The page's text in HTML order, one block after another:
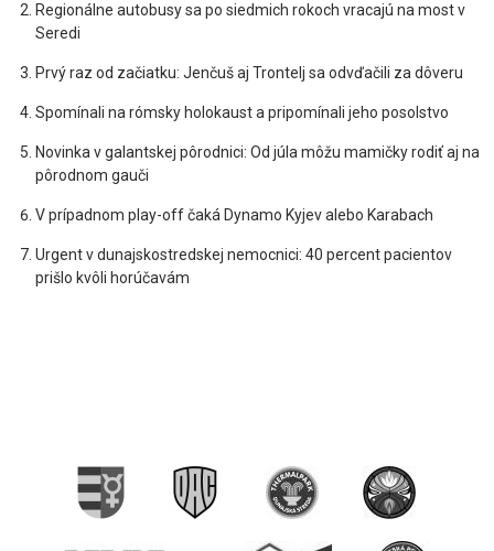
Regionálne autobusy sa po siedmich rokoch vracajú na most v
Seredi
Prvý raz od začiatku: Jenčuš aj Trontelj sa odvďačili za dôveru
Spomínali na rómsky holokaust a pripomínali jeho posolstvo
Novinka v galantskej pôrodnici: Od júla môžu mamičky rodiť aj na
pôrodnom gauči
V prípadnom play-off čaká Dynamo Kyjev alebo Karabach
Urgent v dunajskostredskej nemocnici: 40 percent pacientov
prišlo kvôli horúčavám